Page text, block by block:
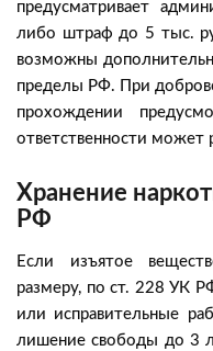
предусматривает
либо штраф до 5 тыс.
возможны
пределы РФ. При
прохождении
ответственности может
Хранение
РФ
Если изъятое
размеру, по ст. 228 УК
или исправительные
лишение свободы до 3